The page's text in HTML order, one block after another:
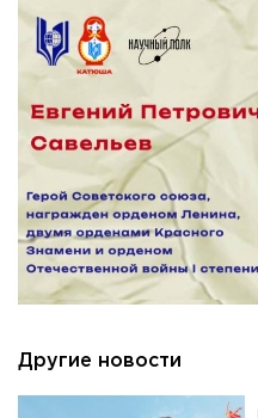
Другие новости